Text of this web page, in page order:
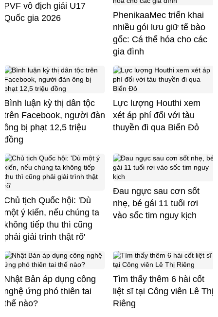
PVF vô địch giải U17
Quốc gia 2026
PhenikaaMec triển khai
nhiều gói lưu giữ tế bào
gốc: Cá thể hóa cho các
gia đình
Bình luận kỳ thị dân tộc
trên Facebook, người đàn
ông bị phạt 12,5 triệu
đồng
Lực lượng Houthi xem
xét áp phí đối với tàu
thuyền đi qua Biển Đỏ
Chủ tịch Quốc hội: 'Dù
một ý kiến, nếu chúng ta
không tiếp thu thì cũng
phải giải trình thật rõ'
Đau ngực sau cơn sốt
nhẹ, bé gái 11 tuổi rơi
vào sốc tim nguy kịch
Nhật Bản áp dụng công
nghệ ứng phó thiên tai
thế nào?
Tìm thấy thêm 6 hài cốt
liệt sĩ tại Công viên Lê Thị
Riêng